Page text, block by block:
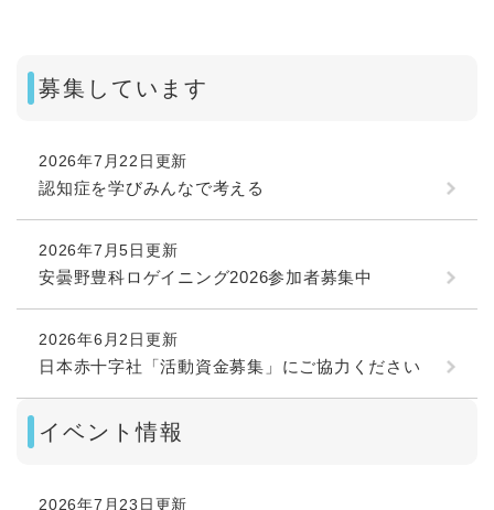
募集しています
2026年7月22日更新
認知症を学びみんなで考える
2026年7月5日更新
安曇野豊科ロゲイニング2026参加者募集中
2026年6月2日更新
日本赤十字社「活動資金募集」にご協力ください
イベント情報
2026年7月23日更新